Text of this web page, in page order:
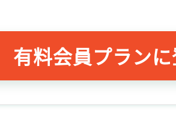
有料会員プラン